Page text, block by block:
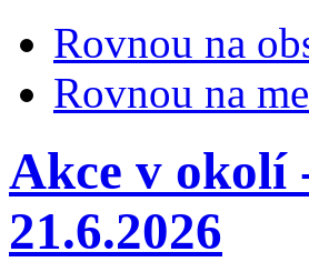
Rovnou na
Rovnou na
Akce v okolí
21.6.2026